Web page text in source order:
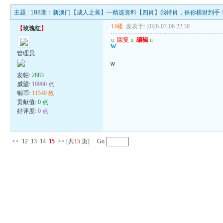
主题 : 188期：新澳门【成人之善】━精选资料【四肖】我特肖，保你横财到手
【玫瑰红】
管理员
发帖:2883
威望: 19990 点
铜币: 11540 枚
贡献值:0 点
好评度:0 点
14楼 发表于: 2026-07-06 22:30
u 回复 u 编辑 u
w
w
<< 12 13 14 15 >> [共15 页] Go